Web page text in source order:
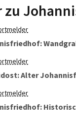
zu
Alter